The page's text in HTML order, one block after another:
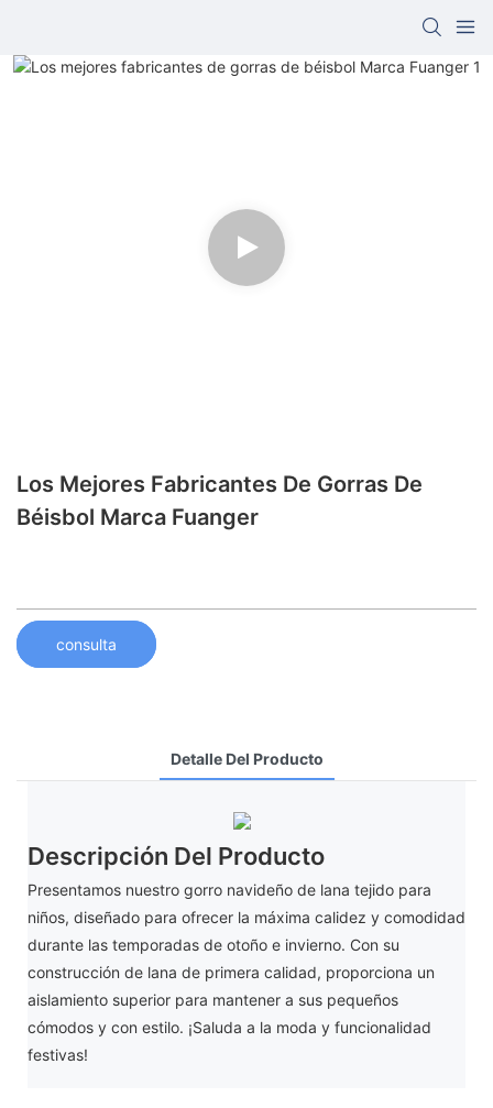
Los Mejores Fabricantes De Gorras De
Béisbol Marca Fuanger
consulta
Detalle Del Producto
Descripción Del Producto
Presentamos nuestro gorro navideño de lana tejido para
niños, diseñado para ofrecer la máxima calidez y comodidad
durante las temporadas de otoño e invierno. Con su
construcción de lana de primera calidad, proporciona un
aislamiento superior para mantener a sus pequeños
cómodos y con estilo. ¡Saluda a la moda y funcionalidad
festivas!